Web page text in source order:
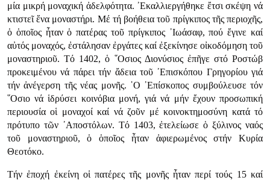
μία μικρή μοναχική ἀδελφότητα. ᾿Εκαλλιεργήθηκε ἔτσι σκέψη νά
κτιστεῖ ἕνα μοναστήρι. Μέ τή βοήθεια τοῦ πρίγκιπος τῆς περιοχῆς,
ὁ ὁποῖος ἦταν ὁ πατέρας τοῦ πρίγκιπος ᾿Ιωάσαφ, πού ἔγινε καί
αὐτός μοναχός, ἐστάλησαν ἐργάτες καί ἐξεκίνησε οἰκοδόμηση τοῦ
μοναστηριοῦ. Τό 1402, ὁ ῞Οσιος Διονύσιος ἐπῆγε στό Ροστώβ
προκειμένου νά πάρει τήν ἄδεια τοῦ ᾿Επισκόπου Γρηγορίου γιά
τήν ἀνέγερση τῆς νέας μονῆς. ῾Ο ᾿Επίσκοπος συμβούλευσε τόν
῞Οσιο νά ἱδρύσει κοινόβια μονή, γιά νά μήν ἔχουν προσωπική
περιουσία οἱ μοναχοί καί νά ζοῦν μέ κοινοκτημοσύνη κατά τό
πρότυπο τῶν ᾿Αποστόλων. Τό 1403, ἐτελείωσε ὁ ξύλινος ναός
τοῦ μοναστηριοῦ, ὁ ὁποῖος ἦταν ἀφιερωμένος στήν Κυρία
Θεοτόκο.
Τήν ἐποχή ἐκείνη οἱ πατέρες τῆς μονῆς ἦταν περί τούς 15 καί